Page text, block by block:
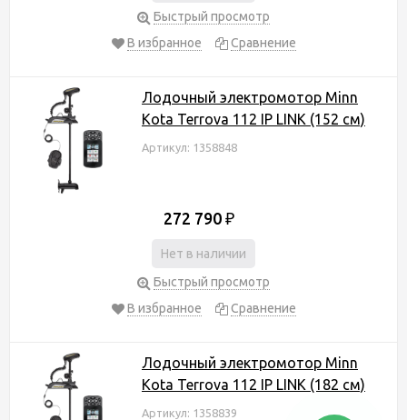
Быстрый просмотр
В избранное
Сравнение
Лодочный электромотор Minn
Kota Terrova 112 IP LINK (152 см)
Артикул: 1358848
272 790 ₽
Нет в наличии
Быстрый просмотр
В избранное
Сравнение
Лодочный электромотор Minn
Kota Terrova 112 IP LINK (182 см)
Артикул: 1358839